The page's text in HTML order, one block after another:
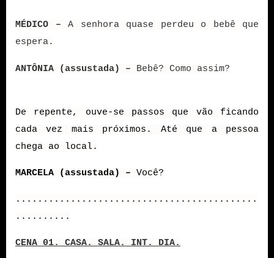
MÉDICO – A senhora quase perdeu o bebê que
espera.
ANTÔNIA (assustada) – Bebê? Como assim?
De repente, ouve-se passos que vão ficando
cada vez mais próximos. Até que a pessoa
chega ao local.
MARCELA (assustada) – Você?
............................................
..........
CENA 01. CASA. SALA. INT. DIA.